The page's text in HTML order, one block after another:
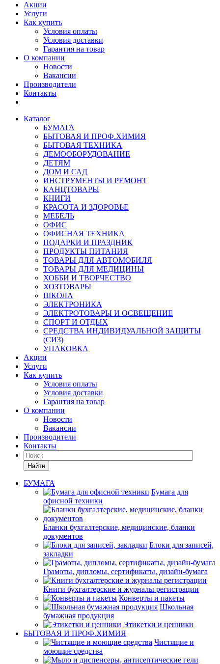
Акции
Услуги
Как купить
Условия оплаты
Условия доставки
Гарантия на товар
О компании
Новости
Вакансии
Производители
Контакты
Каталог
БУМАГА
БЫТОВАЯ И ПРОФ.ХИМИЯ
БЫТОВАЯ ТЕХНИКА
ДЕМООБОРУДОВАНИЕ
ДЕТЯМ
ДОМ И САД
ИНСТРУМЕНТЫ И РЕМОНТ
КАНЦТОВАРЫ
КНИГИ
КРАСОТА И ЗДОРОВЬЕ
МЕБЕЛЬ
ОФИС
ОФИСНАЯ ТЕХНИКА
ПОДАРКИ И ПРАЗДНИК
ПРОДУКТЫ ПИТАНИЯ
ТОВАРЫ ДЛЯ АВТОМОБИЛЯ
ТОВАРЫ ДЛЯ МЕДИЦИНЫ
ХОББИ И ТВОРЧЕСТВО
ХОЗТОВАРЫ
ШКОЛА
ЭЛЕКТРОНИКА
ЭЛЕКТРОТОВАРЫ И ОСВЕЩЕНИЕ
СПОРТ И ОТДЫХ
СРЕДСТВА ИНДИВИДУАЛЬНОЙ ЗАЩИТЫ
(СИЗ)
УПАКОВКА
Акции
Услуги
Как купить
Условия оплаты
Условия доставки
Гарантия на товар
О компании
Новости
Вакансии
Производители
Контакты
Найти
БУМАГА
Бумага для
офисной техники
Бланки бухгалтерские, медицинские, бланки
документов
Блоки для записей,
закладки
Грамоты, дипломы, сертификаты, дизайн-бумага
Книги бухгалтерские и журналы регистрации
Конверты и пакеты
Школьная
бумажная продукция
Этикетки и ценники
БЫТОВАЯ И ПРОФ.ХИМИЯ
Чистящие и
моющие средства